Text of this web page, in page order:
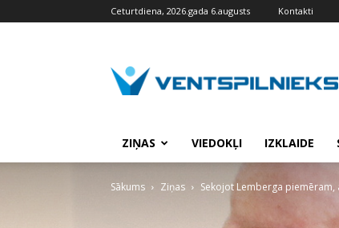
Ceturtdiena, 2026.gada 6.augusts Kontakti
ZIŅAS VIEDOKĻI IZKLAIDE
Sākums Ziņas Sekojot Lemberga